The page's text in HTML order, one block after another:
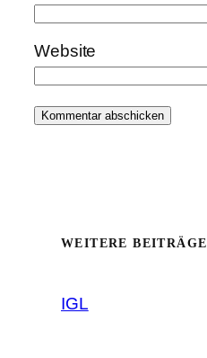
Website
WEITERE BEITRÄGE
IGL